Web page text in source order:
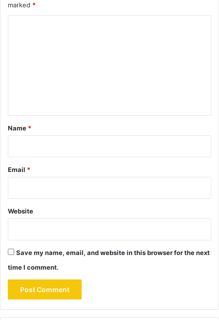
marked *
*
Name *
Email *
Website
Save my name, email, and website in this browser for the next
time I comment.